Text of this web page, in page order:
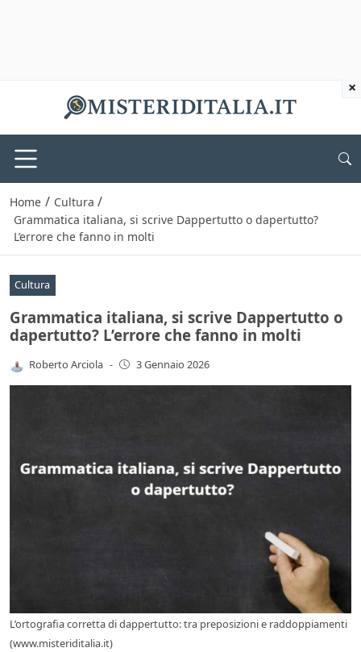
Home / Cultura /
Grammatica italiana, si scrive Dappertutto o dapertutto?
L’errore che fanno in molti
Cultura
Grammatica italiana, si scrive Dappertutto o
dapertutto? L’errore che fanno in molti
Roberto Arciola - 3 Gennaio 2026
L’ortografia corretta di dappertutto: tra preposizioni e raddoppiamenti
(www.misteriditalia.it)
×